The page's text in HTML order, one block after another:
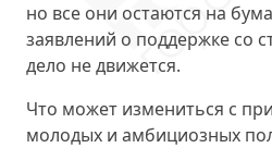
но все они остаются на
заявлений о поддержке со
дело не движется.
Что может измениться с
молодых и амбициозных